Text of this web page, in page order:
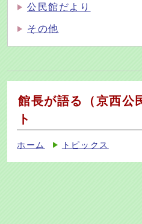
公民館だより
その他
館長が語る（京西公
ト
ホーム トピックス